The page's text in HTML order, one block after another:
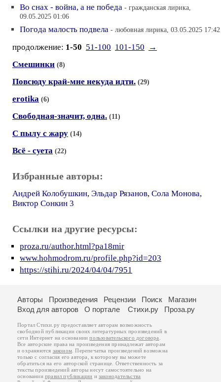
Во снах - война, а не победа - гражданская лирика,
09.05.2025 01:06
Погода малость подвела - любовная лирика, 03.05.2025 17:42
продолжение: 1-50 51-100 101-150
→
Смешинки (8)
Повсюду край-мне некуда идти. (29)
erotika (6)
Свободная-значит, одна. (11)
С пылу с жару (14)
Всё - суета (22)
Избранные авторы:
Андрей Колобушкин, Эльдар Рязанов, Сола Монова,
Виктор Сонкин 3
Ссылки на другие ресурсы:
proza.ru/author.html?pa18mir
www.hohmodrom.ru/profile.php?id=203
https://stihi.ru/2024/04/04/7951
Авторы Произведения Рецензии Поиск
Магазин
Вход для авторов
О портале Стихи.ру Проза.ру
Портал Стихи.ру предоставляет авторам возможность
свободной публикации своих литературных произведений в
сети Интернет на основаниипользовательского договора
Все авторские права на произведения принадлежат авторам
и охраняются законом . Перепечатка произведений возможна
только с согласия его автора, к которому вы можете
обратиться на его авторской странице. Ответственность за
тексты произведений авторы несут самостоятельно на
основанииправил публикации изаконодательства